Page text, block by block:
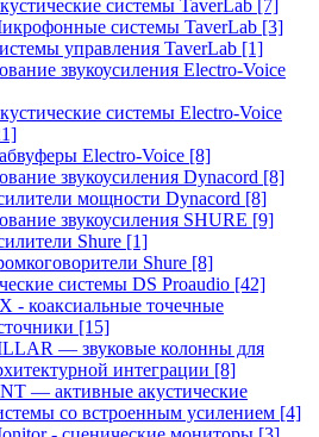
системы TaverLab [7]
системы TaverLab [3]
управления TaverLab [1]
звукоусиления Electro-Voice
системы Electro-Voice
Electro-Voice [8]
звукоусиления Dynacord [8]
мощности Dynacord [8]
звукоусиления SHURE [9]
Shure [1]
Shure [8]
системы DS Proaudio [42]
- коаксиальные точечные
[15]
— звуковые колонны для
интеграции [8]
— активные акустические
со встроенным усилением [4]